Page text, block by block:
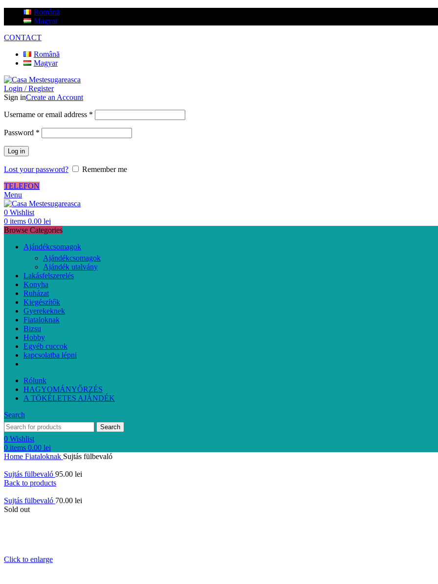
Română
Magyar
CONTACT
Română
Magyar
Login / Register
Sign inCreate an Account
Username or email address *
Password *
Log in
Lost your password?
Remember me
TELEFON
Menu
0 Wishlist
0 items 0.00 lei
Browse Categories
Ajándékcsomagok
Ajándékcsomagok
Ajándék utalvány
Lakásfelszerelés
Konyha
Ruházat
Kiegészítők
Gyerekeknek
Fiataloknak
Bizsu
Hobby
Egyéb cuccok
kapcsolatba lépni
Rólunk
HAGYOMÁNYŐRZÉS
A TÖKÉLETES AJÁNDÉK
Search
Search
0 Wishlist
0 items 0.00 lei
Home Fiataloknak Sujtás fülbevaló
Sujtás fülbevaló 95.00 lei
Back to products
Sujtás fülbevaló 70.00 lei
Sold out
Click to enlarge